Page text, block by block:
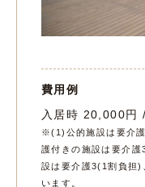
費用例
入居時 20,000円
※(1)公的施設は要介
護付きの施設は要介
設は要介護3(1割負担)
います。